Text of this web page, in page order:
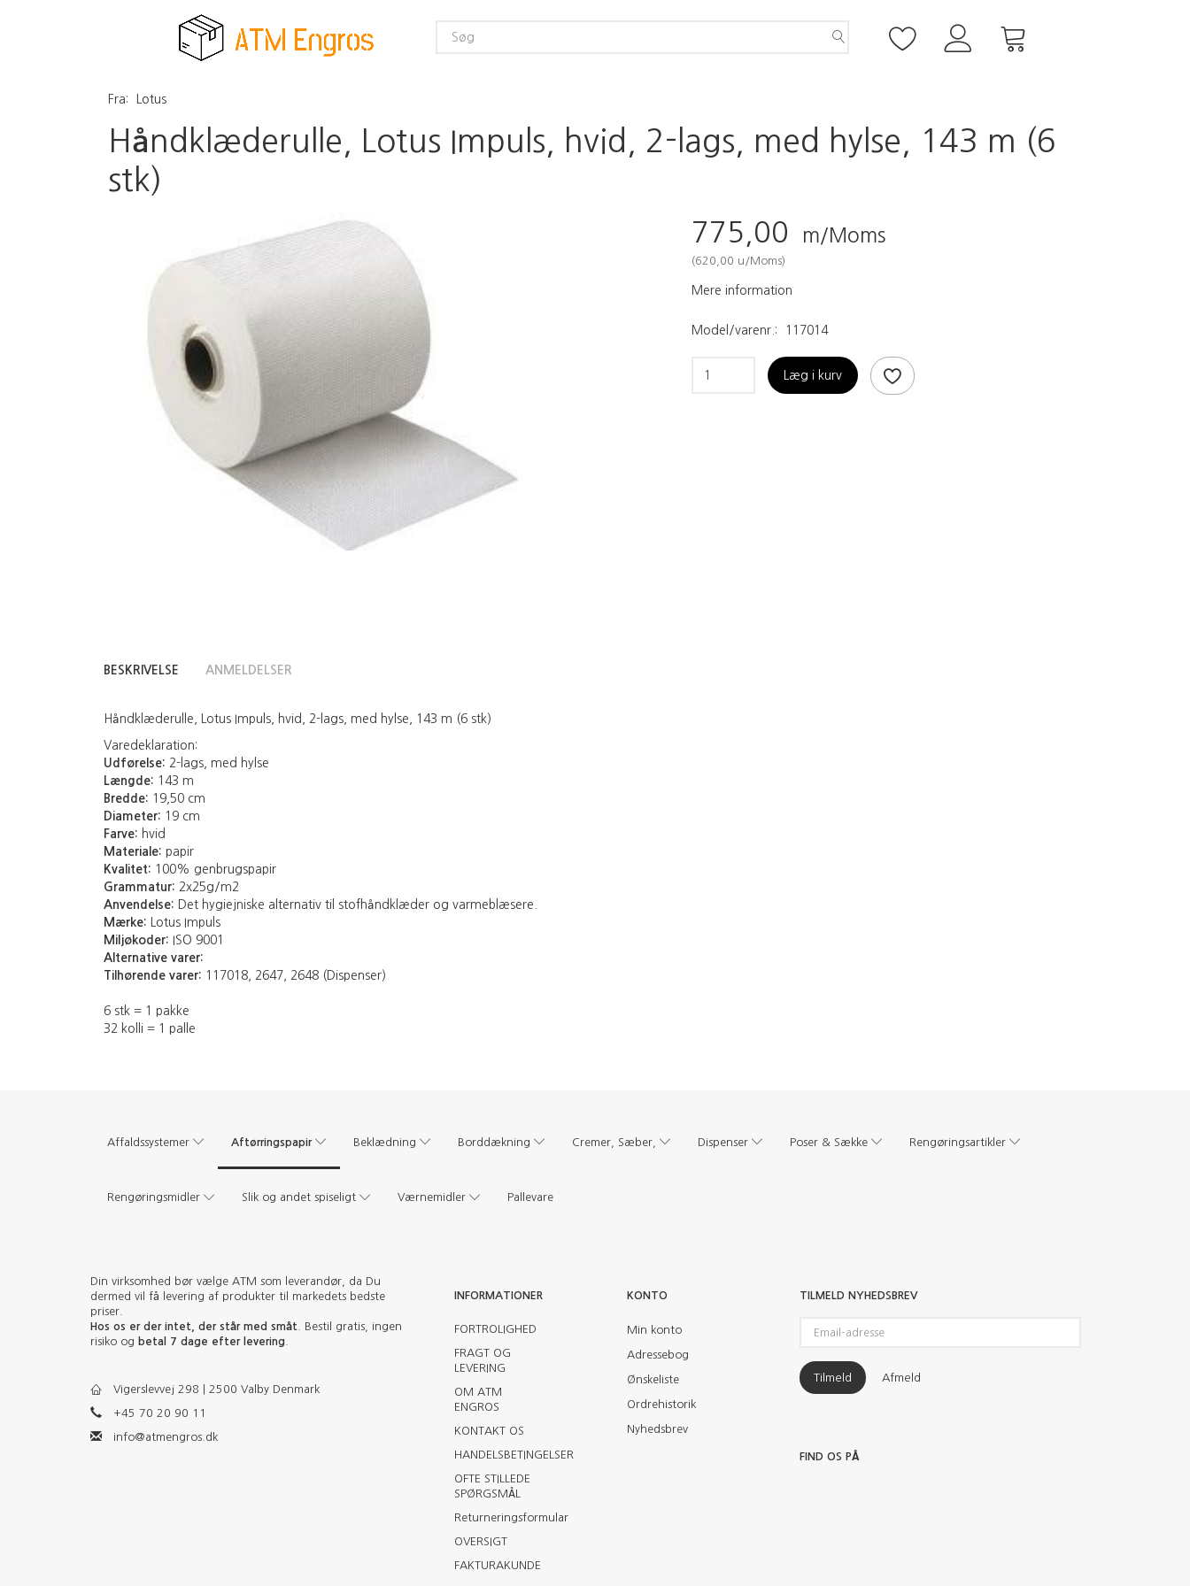
Fra: Lotus
Håndklæderulle, Lotus Impuls, hvid, 2-lags, med hylse, 143 m (6
stk)
775,00 m/Moms
(620,00 u/Moms)
Mere information
Model/varenr.: 117014
Læg i kurv
BESKRIVELSE ANMELDELSER
Håndklæderulle, Lotus Impuls, hvid, 2-lags, med hylse, 143 m (6 stk)
Varedeklaration:
Udførelse: 2-lags, med hylse
Længde: 143 m
Bredde: 19,50 cm
Diameter: 19 cm
Farve: hvid
Materiale: papir
Kvalitet: 100% genbrugspapir
Grammatur: 2x25g/m2
Anvendelse: Det hygiejniske alternativ til stofhåndklæder og varmeblæsere.
Mærke: Lotus Impuls
Miljøkoder: ISO 9001
Alternative varer:
Tilhørende varer: 117018, 2647, 2648 (Dispenser)
6 stk = 1 pakke
32 kolli = 1 palle
Affaldssystemer Aftørringspapir Beklædning Borddækning Cremer, Sæber, Dispenser Poser & Sække Rengøringsartikler
Rengøringsmidler Slik og andet spiseligt Værnemidler Pallevare
Din virksomhed bør vælge ATM som leverandør, da Du
dermed vil få levering af produkter til markedets bedste
priser.
Hos os er der intet, der står med småt . Bestil gratis, ingen
risiko og betal 7 dage efter levering
Vigerslevvej 298 | 2500 Valby Denmark
+45 70 20 90 11
info@atmengros.dk
INFORMATIONER
FORTROLIGHED
FRAGT OG
LEVERING
OM ATM
ENGROS
KONTAKT OS
HANDELSBETINGELSER
OFTE STILLEDE
SPØRGSMÅL
Returneringsformular
OVERSIGT
FAKTURAKUNDE
KONTO
Min konto
Adressebog
Ønskeliste
Ordrehistorik
Nyhedsbrev
TILMELD NYHEDSBREV
adresse
Tilmeld Afmeld
FIND OS PÅ